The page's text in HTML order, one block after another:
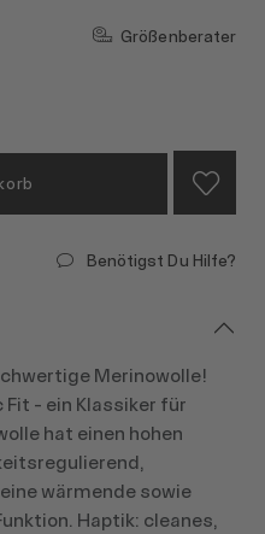
Größenberater
Benötigst Du Hilfe?
Merinowolle!
- ein Klassiker für
hat einen hohen
wärmende sowie
Haptik: cleanes,